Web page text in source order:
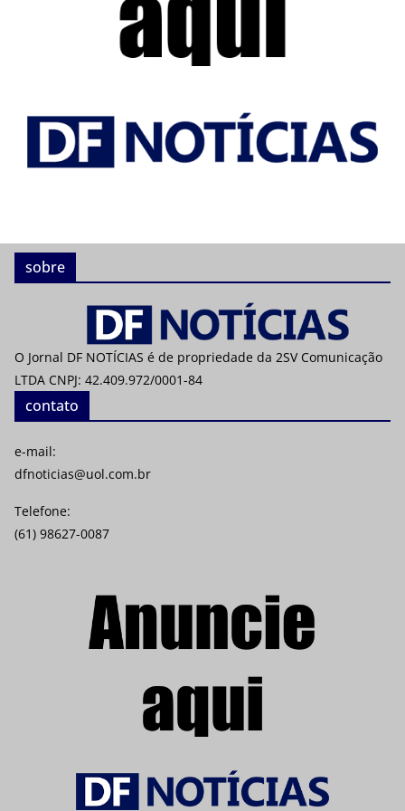
sobre
O Jornal DF NOTÍCIAS é de propriedade da 2SV Comunicação
LTDA CNPJ: 42.409.972/0001-84
contato
e-mail:
dfnoticias@uol.com.br
Telefone:
(61) 98627-0087